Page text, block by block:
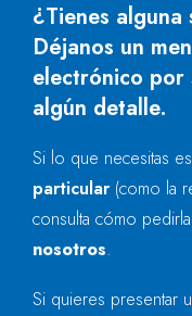
¿Tienes
Déjanos un
electrónico por
algún detalle.
Si lo que necesitas
particular (como la
consulta cómo
nosotros.
Si quieres presentar